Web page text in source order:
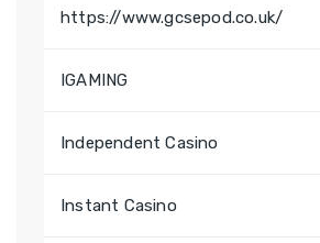
https://www.gcsepod.co.uk/
IGAMING
Independent Casino
Instant Casino